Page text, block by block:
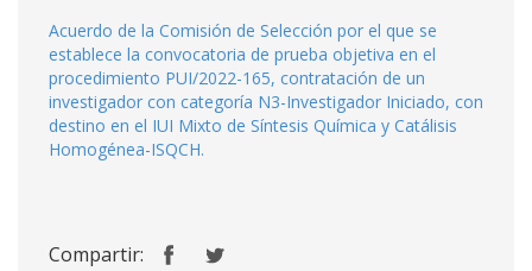
Acuerdo de la Comisión de Selección por el que se
establece la convocatoria de prueba objetiva en el
procedimiento PUI/2022-165, contratación de un
investigador con categoría N3-Investigador Iniciado, con
destino en el IUI Mixto de Síntesis Química y Catálisis
Homogénea-ISQCH.
Compartir: